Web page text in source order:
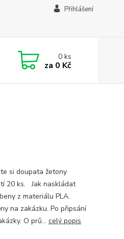
Přihlášení
0ks
za 0 Kč
si doupata žetony
20 ks. Jak naskládat
z materiálu PLA.
na zakázku. Po připsání
O prů... celý popis